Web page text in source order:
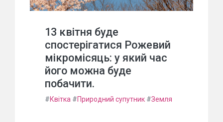
13 квітня буде
спостерігатися Рожевий
мікромісяць: у який час
його можна буде
побачити.
#Квітка #Природний супутник #Земля